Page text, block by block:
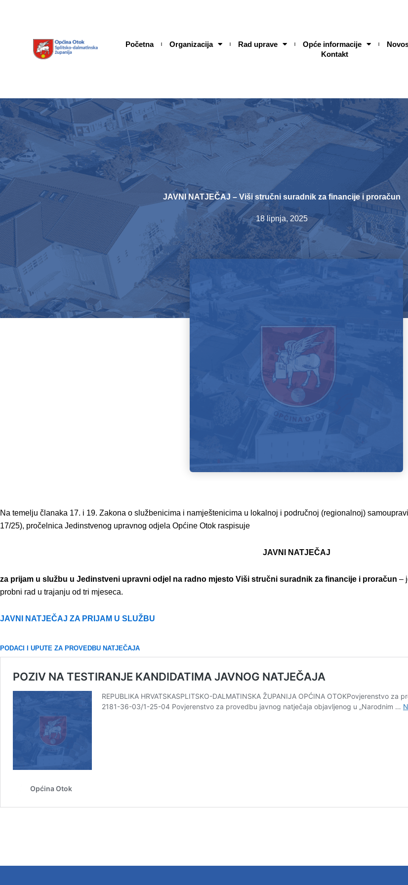
Početna Organizacija Rad uprave Opće informacije
Kontakt
JAVNI NATJEČAJ – Viši stručni suradnik za financije i proračun
18 lipnja, 2025
Na temelju članaka 17. i 19. Zakona o službenicima i namještenicima u lokalnoj i područnoj (regionalnoj)
17/25), pročelnica Jedinstvenog upravnog odjela Općine Otok raspisuje
JAVNI NATJEČAJ
za prijam u službu u Jedinstveni upravni odjel na radno mjesto Viši stručni suradnik za financije i proračun –
probni rad u trajanju od tri mjeseca.
JAVNI NATJEČAJ ZA PRIJAM U SLUŽBU
PODACI I UPUTE ZA PROVEDBU NATJEČAJA